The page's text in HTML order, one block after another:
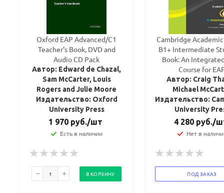
Oxford EAP Advanced/C1
Teacher's Book, DVD and
Audio CD Pack
Автор: Edward de Chazal,
Sam McCarter, Louis
Rogers and Julie Moore
Издательство: Oxford
University Press
1 970 руб./шт
Есть в наличии
В КОРЗИНУ
Cambridge
B1+ Intermediate
Book: An
Course for
Автор: Craig
Michael
Издательство:
University
4 280 руб./
Нет в
ПОД ЗАКАЗ